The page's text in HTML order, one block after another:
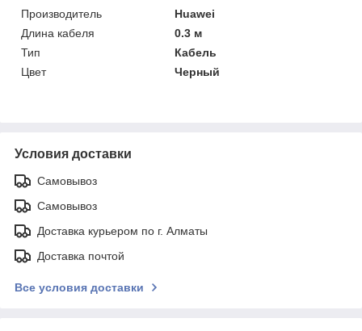
Производитель
Huawei
Длина кабеля
0.3 м
Тип
Кабель
Цвет
Черный
Условия доставки
Самовывоз
Самовывоз
Доставка курьером по г. Алматы
Доставка почтой
Все условия доставки